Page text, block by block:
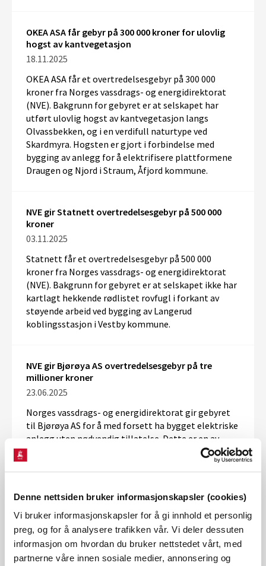
Denne nettsiden bruker informasjonskapsler (cookies)
Vi bruker informasjonskapsler for å gi innhold et personlig
preg, og for å analysere trafikken vår. Vi deler dessuten
informasjon om hvordan du bruker nettstedet vårt, med
partnerne våre innen sosiale medier, annonsering og
OKEA ASA får gebyr på 300 000 kroner for ulovlig
hogst av kantvegetasjon
18.11.2025
OKEA ASA får et overtredelsesgebyr på 300 000
kroner fra Norges vassdrags- og energidirektorat
(NVE). Bakgrunn for gebyret er at selskapet har
utført ulovlig hogst av kantvegetasjon langs
Olvassbekken, og i en verdifull naturtype ved
Skardmyra. Hogsten er gjort i forbindelse med
bygging av anlegg for å elektrifisere plattformene
Draugen og Njord i Straum, Åfjord kommune.
NVE gir Statnett overtredelsesgebyr på 500 000
kroner
03.11.2025
Statnett får et overtredelsesgebyr på 500 000
kroner fra Norges vassdrags- og energidirektorat
(NVE). Bakgrunn for gebyret er at selskapet ikke har
kartlagt hekkende rødlistet rovfugl i forkant av
støyende arbeid ved bygging av Langerud
koblingsstasjon i Vestby kommune.
NVE gir Bjørøya AS overtredelsesgebyr på tre
millioner kroner
23.06.2025
Norges vassdrags- og energidirektorat gir gebyret
til Bjørøya AS for å med forsett ha bygget elektriske
anlegg uten nødvendig tillatelse. Dette er en av
flere saker det siste året hvor NVE gir gebyr for
ulovlig utbygging av kraftnett.
vindkraftverk
17.06.2025
Tysvær Vindpark AS har søkt om midlertidig fritak